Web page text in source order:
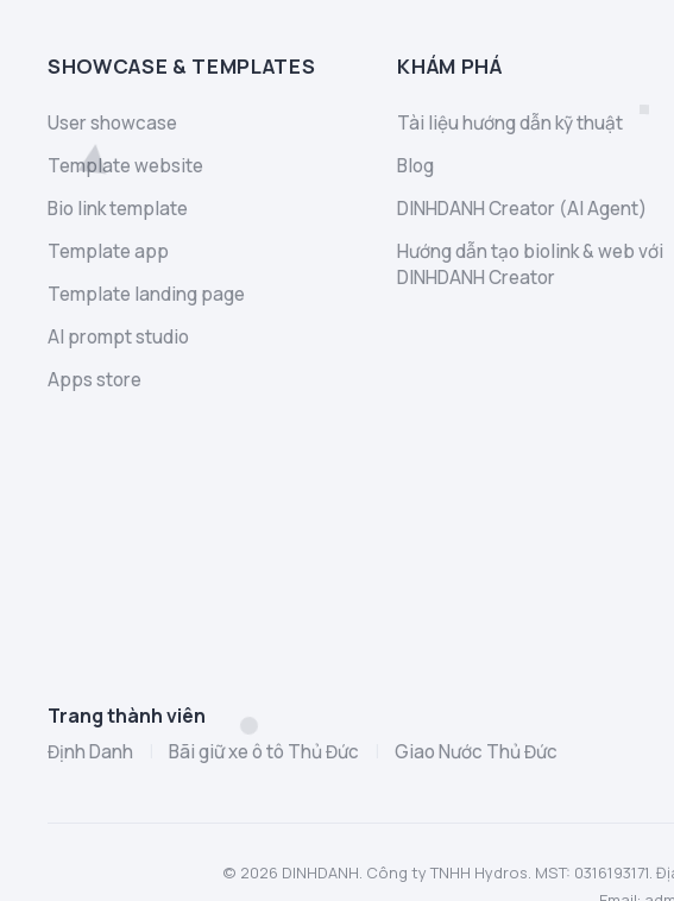
SHOWCASE & TEMPLATES
User showcase
Template website
Bio link template
Template app
Template landing page
AI prompt studio
Apps store
KHÁM PHÁ
Tài liệu hướng dẫn kỹ thuật
Blog
DINHDANH Creator (AI Agent)
Hướng dẫn tạo biolink & web với
DINHDANH Creator
Trang thành viên
Định Danh Bãi giữ xe ô tô Thủ Đức Giao Nước Thủ Đức
© 2026 DINHDANH. Công ty TNHH Hydros. MST: 0316193171.